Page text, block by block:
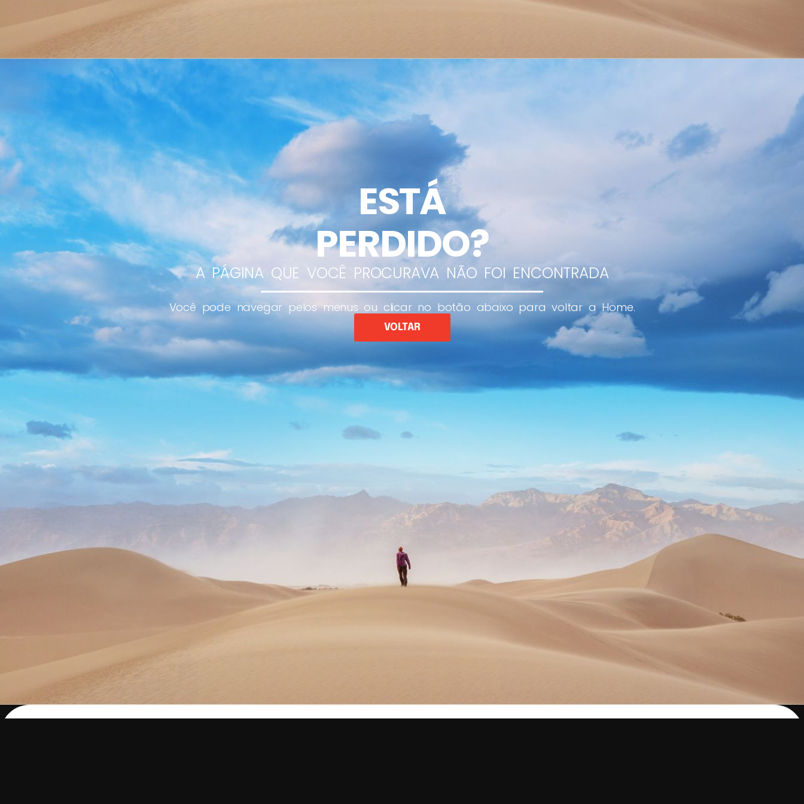
ESTÁ
PERDIDO?
A PÁGINA QUE VOCÊ PROCURAVA NÃO FOI ENCONTRADA
Você pode navegar pelos menus ou clicar no botão abaixo para voltar a Home.
VOLTAR